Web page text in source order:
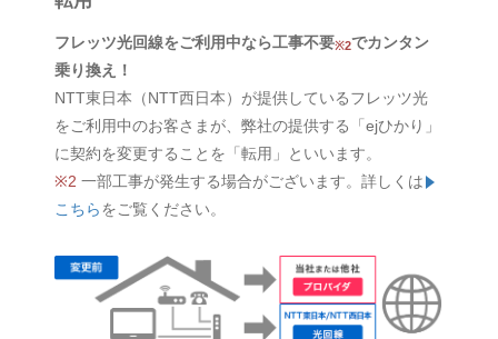
フレッツ光回線をご利用中なら工事不要※2でカンタン
乗り換え！
NTT東日本（NTT西日本）が提供しているフレッツ光
をご利用中のお客さまが、弊社の提供する「ejひかり」
に契約を変更することを「転用」といいます。
※2 一部工事が発生する場合がございます。詳しくは
こちらをご覧ください。